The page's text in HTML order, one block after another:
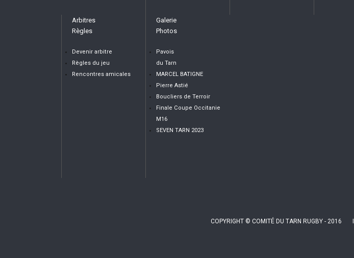
Arbitres
Règles
Devenir arbitre
Règles du jeu
Rencontres amicales
Galerie
Photos
Pavois
du Tarn
MARCEL BATIGNE
Pierre Astié
Boucliers de Terroir
Finale Coupe Occitanie
M16
SEVEN TARN 2023
COPYRIGHT © COMITÉ DU TARN RUGBY - 2016 I